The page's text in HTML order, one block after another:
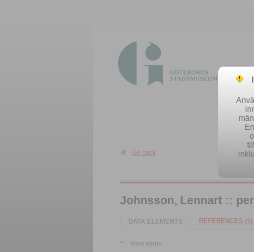
Go back
Johnsson, Lennart ::
DATA ELEMENTS REFERENCES (1)
Visat namn